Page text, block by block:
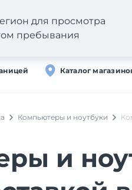
Каталог
для просмотра
пребывания
Компьютеры и ноутбуки
и